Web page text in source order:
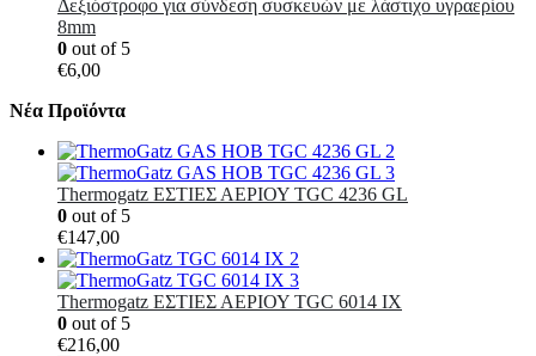
Δεξιόστροφο για σύνδεση συσκευών με λάστιχο υγραερίου
8mm
0 out of 5
€6,00
Νέα Προϊόντα
Thermogatz ΕΣΤΙΕΣ ΑΕΡΙΟΥ TGC 4236 GL
0 out of 5
€147,00
Thermogatz ΕΣΤΙΕΣ ΑΕΡΙΟΥ TGC 6014 IX
0 out of 5
€216,00